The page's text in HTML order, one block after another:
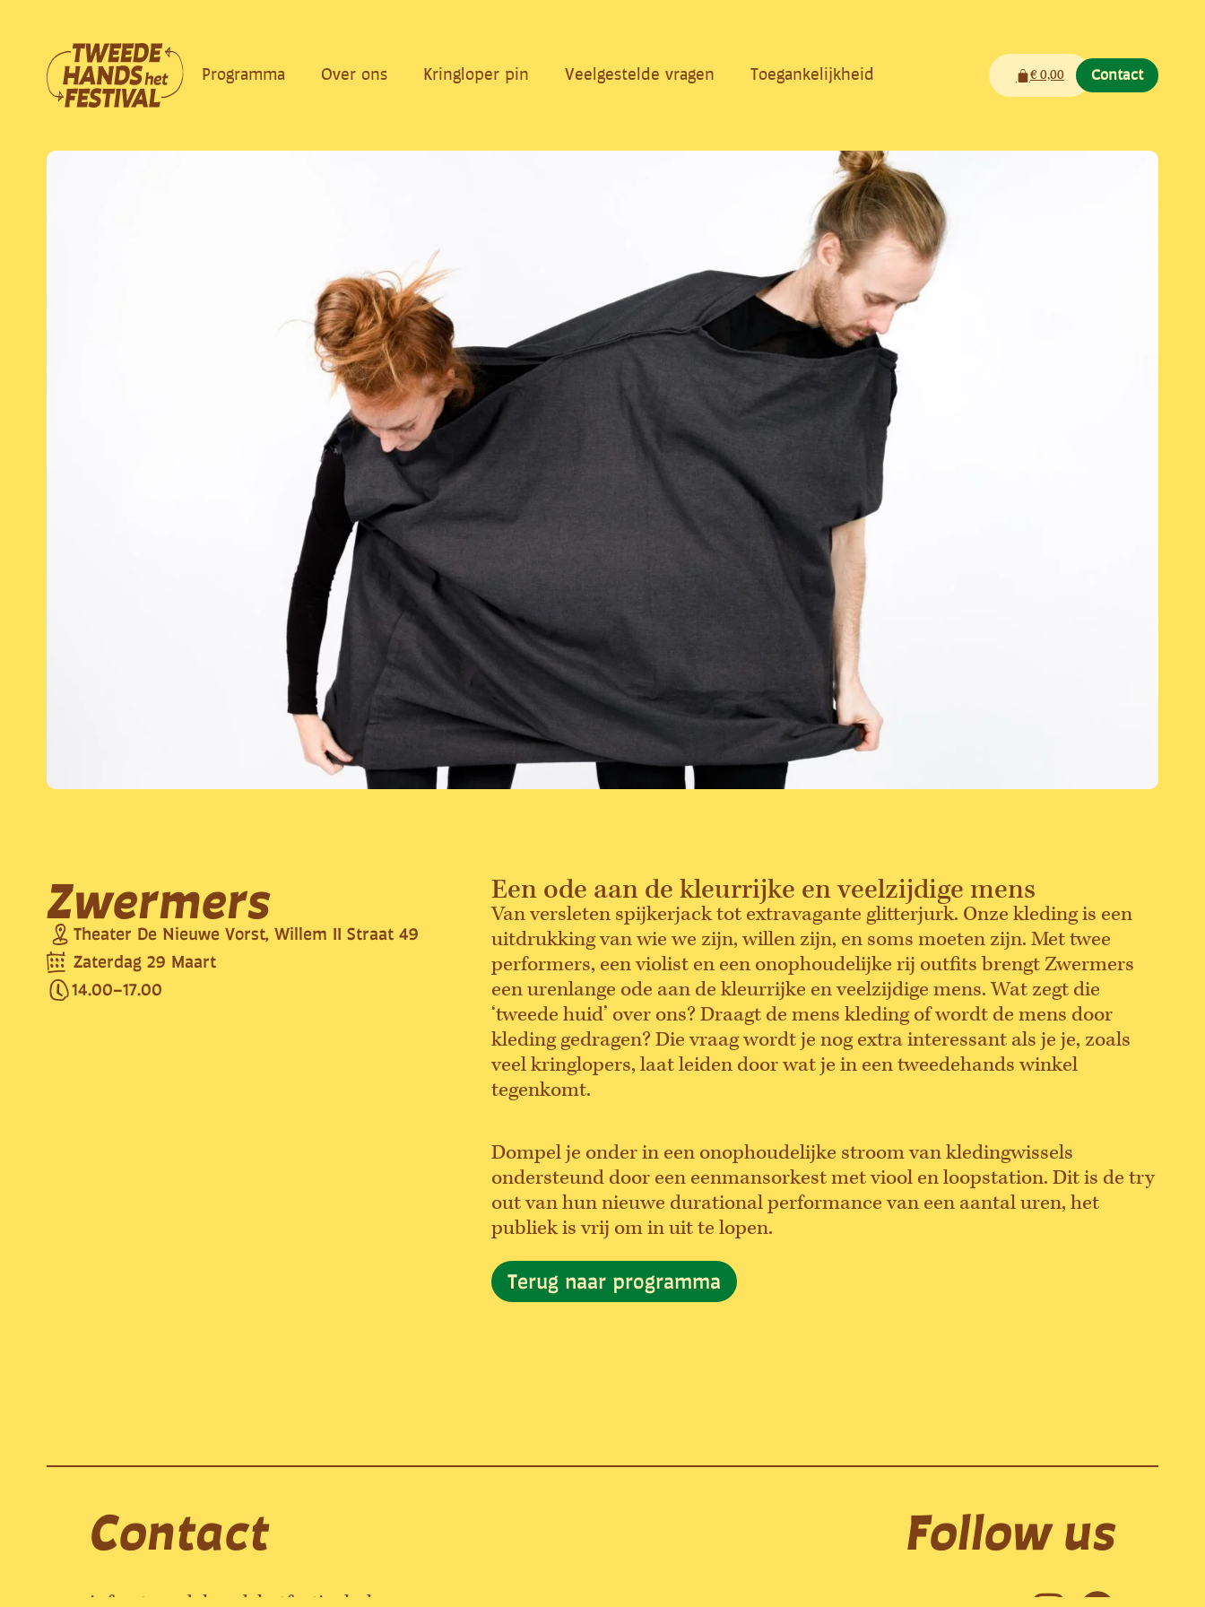
inhoud
Programma Over ons Kringloper pin Veelgestelde vragen Toegankelijkheid €0,00
WinkelwagenContact
Zwermers
Theater De Nieuwe Vorst, Willem II Straat 49
Zaterdag 29 Maart
14.00–17.00
Een ode aan de kleurrijke en veelzijdige mens
Van versleten spijkerjack tot extravagante glitterjurk. Onze kleding is een
uitdrukking van wie we zijn, willen zijn, en soms moeten zijn. Met twee
performers, een violist en een onophoudelijke rij outfits brengt Zwermers
een urenlange ode aan de kleurrijke en veelzijdige mens. Wat zegt die
‘tweede huid’ over ons? Draagt de mens kleding of wordt de mens door
kleding gedragen? Die vraag wordt je nog extra interessant als je je, zoals
veel kringlopers, laat leiden door wat je in een tweedehands winkel
tegenkomt.
Dompel je onder in een onophoudelijke stroom van kledingwissels
ondersteund door een eenmansorkest met viool en loopstation. Dit is de try
out van hun nieuwe durational performance van een aantal uren, het
publiek is vrij om in uit te lopen.
Terug naar programma
Contact Follow us